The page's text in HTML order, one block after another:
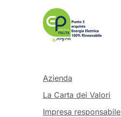
Azienda
La Carta dei Valori
Impresa responsabile